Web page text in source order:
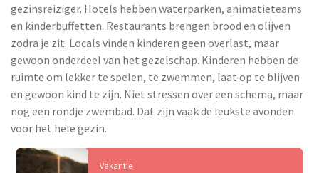
gezinsreiziger. Hotels hebben waterparken, animatieteams
en kinderbuffetten. Restaurants brengen brood en olijven
zodra je zit. Locals vinden kinderen geen overlast, maar
gewoon onderdeel van het gezelschap. Kinderen hebben de
ruimte om lekker te spelen, te zwemmen, laat op te blijven
en gewoon kind te zijn. Niet stressen over een schema, maar
nog een rondje zwembad. Dat zijn vaak de leukste avonden
voor het hele gezin.
Vakantie